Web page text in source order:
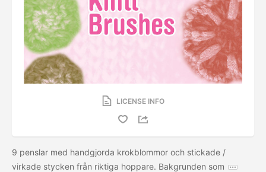
LICENSE INFO
9 penslar med handgjorda krokblommor och stickade /
virkade stycken från riktiga hoppare. Bakgrunden som